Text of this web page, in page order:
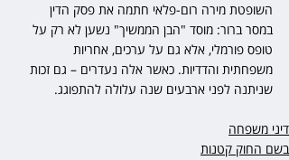
השופטת מירה רום-פלאי חתמה את פסק הדין
במסר ברור: מוסד "הבן הממשיך" נשען לא רק על
טופס פורמלי, אלא גם על ערכים, אחריות
משפחתית והדדיות. כאשר אלה נעדרים – גם זכות
שניתנה לפני ארבעים שנה עלולה להתפוגג.
דיני משפחה
בשם החוק קטנות